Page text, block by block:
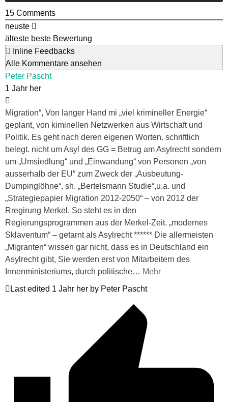
15 Comments
neuste
älteste beste Bewertung
Inline Feedbacks
Alle Kommentare ansehen
Peter Pascht
1 Jahr her
Migration“, Von langer Hand mi „viel krimineller Energie“
geplant, von kiminellen Netzwerken aus Wirtschaft und
Politik. Es geht nach deren eigenen Worten. schriftlich
belegt. nicht um Asyl des GG = Betrug am Asylrecht sondern
um „Umsiedlung“ und „Einwandung“ von Personen „von
ausserhalb der EU“ zum Zweck der „Ausbeutung-
Dumpinglöhne“, sh. „Bertelsmann Studie“,u.a. und
„Strategiepapier Migration 2012-2050“ – von 2012 der
Rregirung Merkel. So steht es in den
Regierungsprogrammen aus der Merkel-Zeit. „modernes
Sklaventum“ – getarnt als Asylrecht ****** Die allermeisten
„Migranten“ wissen gar nicht, dass es in Deutschland ein
Asylrecht gibt, Sie werden erst von Mitarbeitern des
Innenministeriums, durch politische… Mehr
Last edited 1 Jahr her by Peter Pascht